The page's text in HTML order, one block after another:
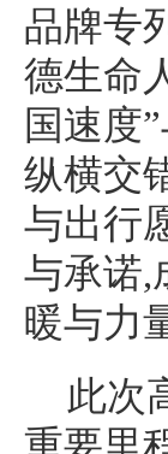
品牌专
德生命
国速度
纵横交
与出行
与承诺,
暖与力
此次